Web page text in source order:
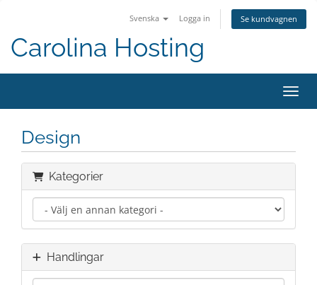
Svenska Logga in Se kundvagnen
Carolina Hosting
Design
Kategorier
Handlingar